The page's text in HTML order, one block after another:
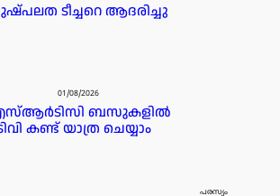
ടീച്ചറെ ആദരിച്ചു
01/08/2026
ബസുകളിൽ
കണ്ട് യാത്ര ചെയ്യാം
പരസ്യം